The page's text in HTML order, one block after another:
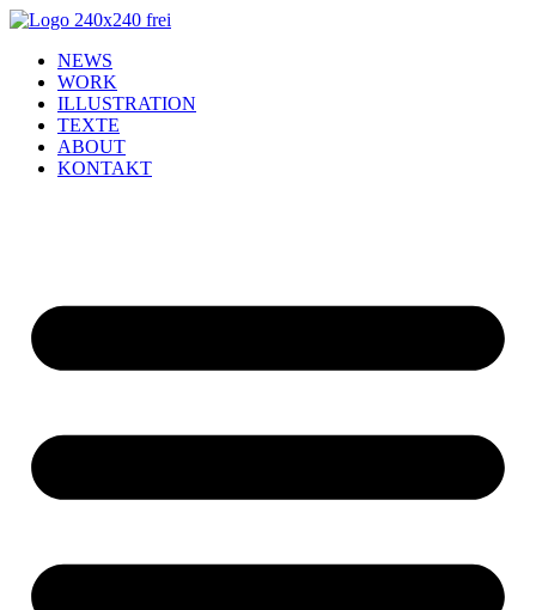
NEWS
WORK
ILLUSTRATION
TEXTE
ABOUT
KONTAKT